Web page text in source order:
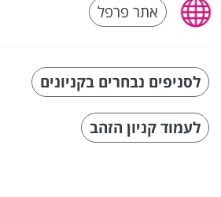
אתר פרפל
לסניפים נבחרים בקניונים
לעמוד קניון הזהב